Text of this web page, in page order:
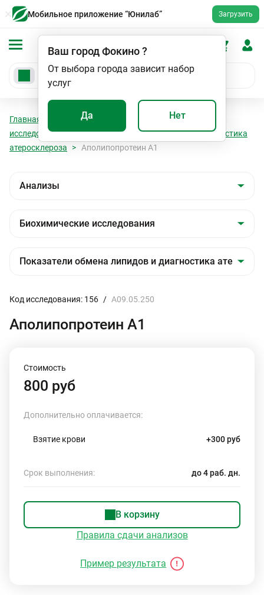
Мобильное приложение “Юнилаб” Загрузить
Ваш городФокино?
От выбора города зависит набор
услуг
Да Нет
Главная Анализы
Биохимические
исследования
Показатели обмена липидов и диагностика
атеросклероза
Аполипопротеин А1
Код исследования: 156 / A09.05.250
Аполипопротеин А1
Стоимость
800 руб
Дополнительно оплачивается:
Взятие крови +300 руб
Срок выполнения: до 4 раб. дн.
В корзину
Правила сдачи анализов
Пример результата